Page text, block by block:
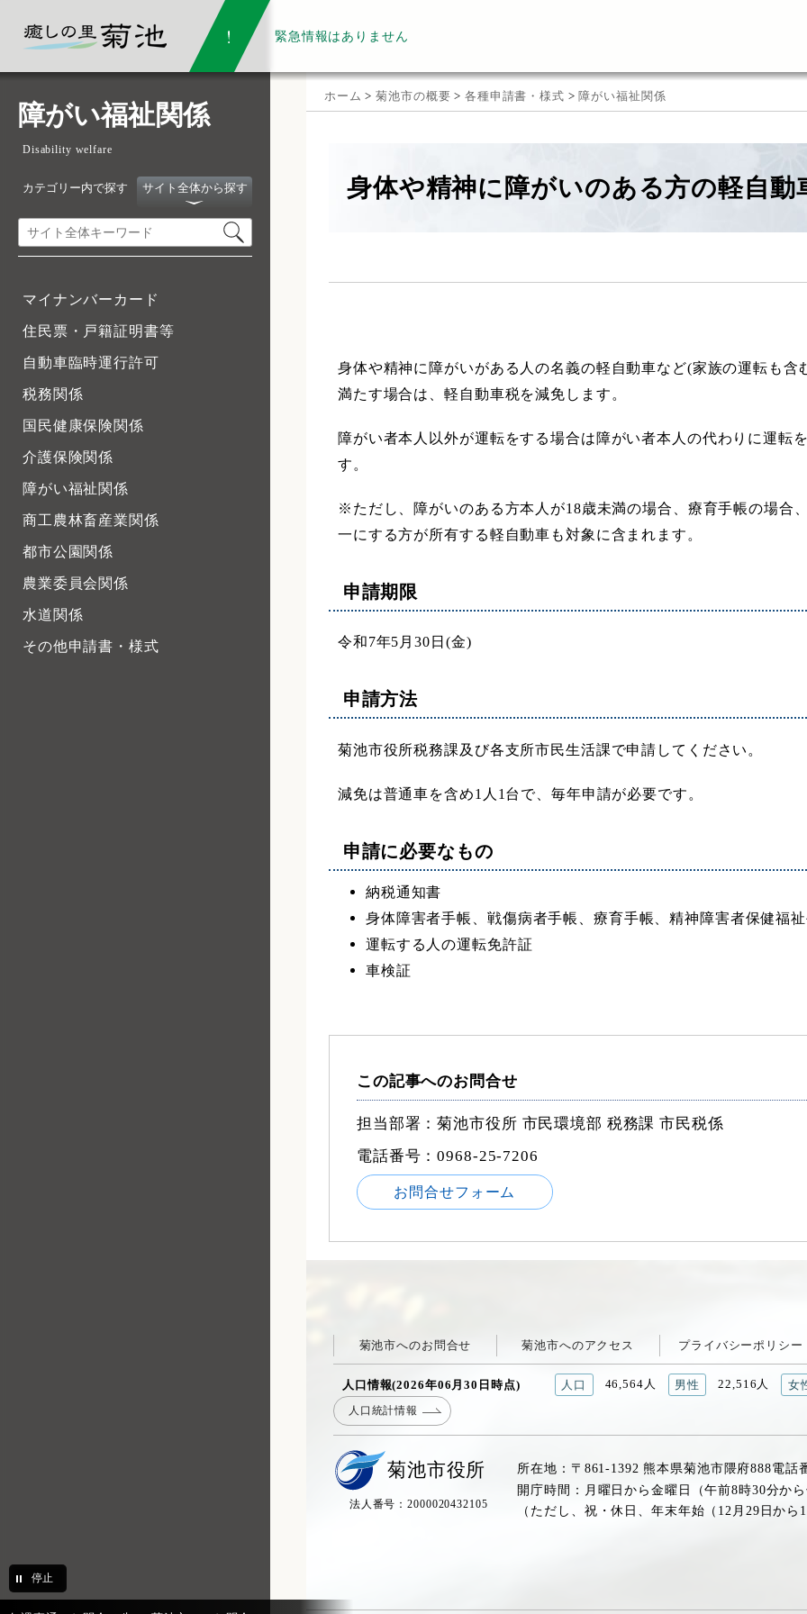
緊急情報はありません
障がい福祉関係
Disability welfare
カテゴリー内で探す サイト全体から探す
マイナンバーカード
住民票・戸籍証明書等
自動車臨時運行許可
税務関係
国民健康保険関係
介護保険関係
障がい福祉関係
商工農林畜産業関係
都市公園関係
農業委員会関係
水道関係
その他申請書・様式
停止
ホーム >菊池市の概要 > 各種申請書・様式 > 障がい福祉関係
身体や精神に障がいのある方の軽自
身体や精神に障がいがある人の名義の軽自動車など(家族の運転も
満たす場合は、軽自動車税を減免します。
障がい者本人以外が運転をする場合は障がい者本人の代わりに運転
す。
※ただし、障がいのある方本人が18歳未満の場合、療育手帳の場合
一にする方が所有する軽自動車も対象に含まれます。
申請期限
令和7年5月30日(金)
申請方法
菊池市役所税務課及び各支所市民生活課で申請してください。
減免は普通車を含め1人1台で、毎年申請が必要です。
申請に必要なもの
納税通知書
身体障害者手帳、戦傷病者手帳、療育手帳、精神障害者保健福
運転する人の運転免許証
車検証
この記事へのお問合せ
担当部署：菊池市役所 市民環境部 税務課 市民税係
電話番号：0968-25-7206
お問合せフォーム
菊池市へのお問合せ 菊池市へのアクセス プライバシーポリシー
人口情報(2026年06月30日時点) 人口 46,564人 男性 22,516人 女
人口統計情報
菊池市役所
法人番号：2000020432105
所在地：〒861-1392 熊本県菊池市隈府888電話
開庁時間：月曜日から金曜日（午前8時30分か
（ただし、祝・休日、年末年始（12月29日から